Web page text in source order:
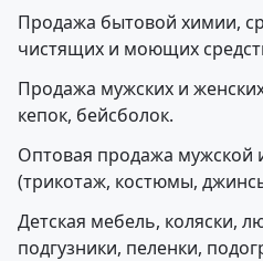
Продажа бытовой химии,
чистящих и моющих
Продажа мужских и
кепок, бейсболок.
Оптовая продажа мужской
(трикотаж, костюмы,
Детская мебель, коляски,
подгузники, пеленки,